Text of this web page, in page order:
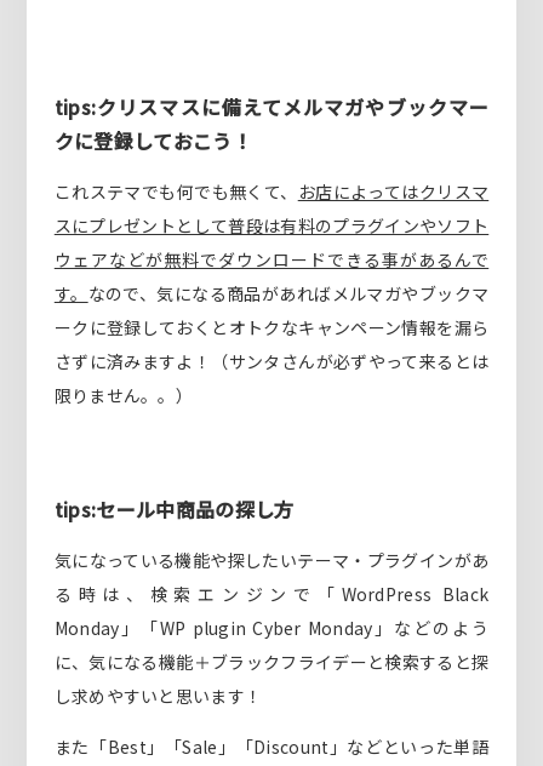
tips:クリスマスに備えてメルマガやブックマー
クに登録しておこう！
これステマでも何でも無くて、
お店によってはクリスマ
スにプレゼントとして普段は有料のプラグインやソフト
ウェアなどが無料でダウンロードできる事があるんで
す。 なので、気になる商品があればメルマガやブックマ
ークに登録しておくとオトクなキャンペーン情報を漏ら
さずに済みますよ！（サンタさんが必ずやって来るとは
限りません。。）
tips:セール中商品の探し方
気になっている機能や探したいテーマ・プラグインがあ
る時は、検索エンジンで「WordPress Black
Monday」「WP plugin Cyber Monday」などのよう
に、気になる機能＋ブラックフライデーと検索すると探
し求めやすいと思います！
また「Best」「Sale」「Discount」などといった単語